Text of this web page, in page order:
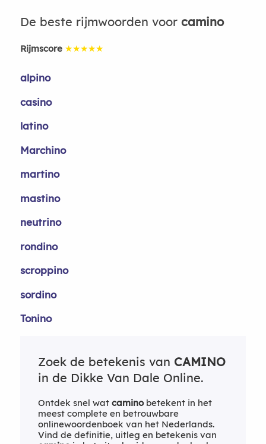
De beste rijmwoorden voor camino
Rijmscore ★★★★★
alpino
casino
latino
Marchino
martino
mastino
neutrino
rondino
scroppino
sordino
Tonino
Zoek de betekenis van CAMINO
in de Dikke Van Dale Online.
Ontdek snel wat caminobetekent in het
meest complete en betrouwbare
onlinewoordenboek van het Nederlands.
Vind de definitie, uitleg en betekenis van